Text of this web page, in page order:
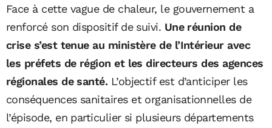
Face à cette vague de chaleur, le gouvernement a
renforcé son dispositif de suivi. Une réunion de
crise s’est tenue au ministère de l’Intérieur avec
les préfets de région et les directeurs des agences
régionales de santé. L’objectif est d’anticiper les
conséquences sanitaires et organisationnelles de
l’épisode, en particulier si plusieurs départements